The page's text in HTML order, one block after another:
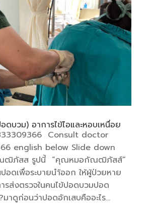
ดบวม) อาการไข้ไอและหอบเหนื่อย
Consult doctor
english below Slide down
ฒิภัสส รูปนี้ “คุณหมอกัณฒิภัสส์“
ปอดเพื่อระบายนำ้ออก ให้ผู้ป่วยหาย
รส่งตรวจในคนไข้ปอดบวมปอด
มาดูก่อนว่าปอดอักเสบคืออะไร...